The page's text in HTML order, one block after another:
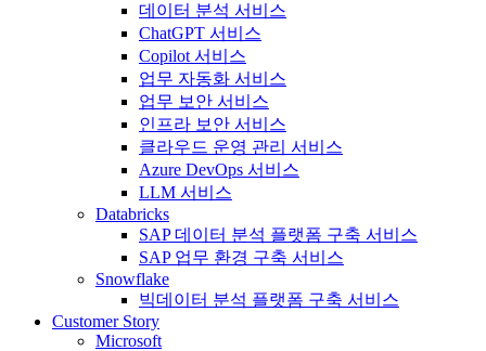
데이터 분석 서비스
ChatGPT 서비스
Copilot 서비스
업무 자동화 서비스
업무 보안 서비스
인프라 보안 서비스
클라우드 운영 관리 서비스
Azure DevOps 서비스
LLM 서비스
Databricks
SAP 데이터 분석 플랫폼 구축 서비스
SAP 업무 환경 구축 서비스
Snowflake
빅데이터 분석 플랫폼 구축 서비스
Customer Story
Microsoft